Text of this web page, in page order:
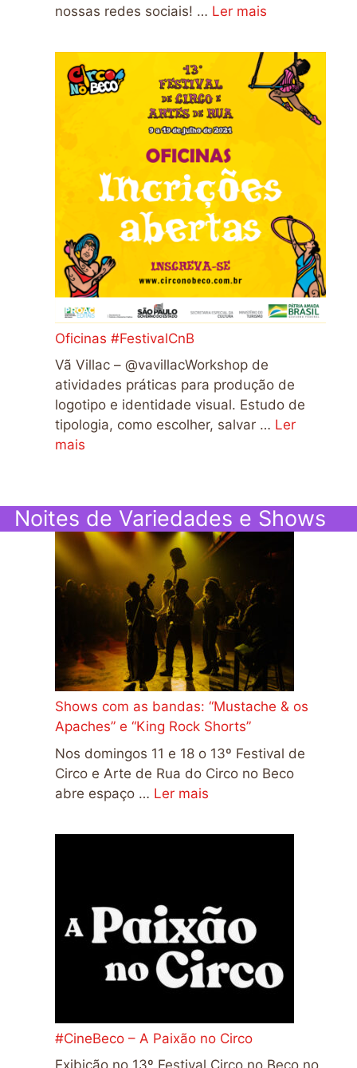
nossas redes sociais! … Ler mais
Oficinas #FestivalCnB
Vã Villac – @vavillacWorkshop de
atividades práticas para produção de
logotipo e identidade visual. Estudo de
tipologia, como escolher, salvar … Ler
mais
Noites de Variedades e Shows
Shows com as bandas: “Mustache & os
Apaches” e “King Rock Shorts”
Nos domingos 11 e 18 o 13º Festival de
Circo e Arte de Rua do Circo no Beco
abre espaço … Ler mais
#CineBeco – A Paixão no Circo